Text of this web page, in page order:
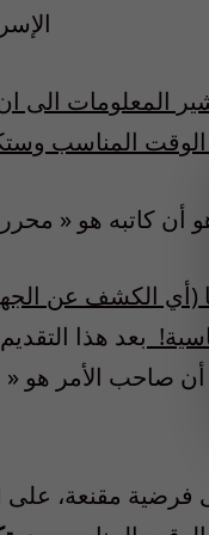
المعلومات الى
(أي الكشف عن
بعد هذا
صاحب الأمر هو «
فرضية مقنعة،